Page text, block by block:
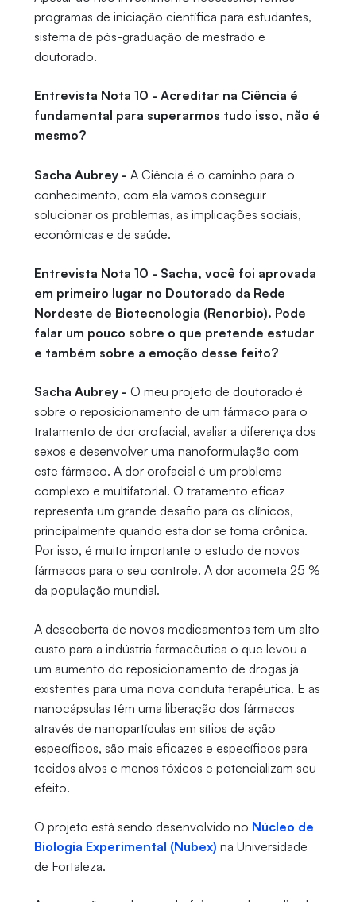
programas de iniciação científica para estudantes,
sistema de pós-graduação de mestrado e
doutorado.
Entrevista Nota 10 - Acreditar na Ciência é
fundamental para superarmos tudo isso, não é
mesmo?
Sacha Aubrey - A Ciência é o caminho para o
conhecimento, com ela vamos conseguir
solucionar os problemas, as implicações sociais,
econômicas e de saúde.
Entrevista Nota 10 - Sacha, você foi aprovada
em primeiro lugar no Doutorado da Rede
Nordeste de Biotecnologia (Renorbio). Pode
falar um pouco sobre o que pretende estudar
e também sobre a emoção desse feito?
Sacha Aubrey - O meu projeto de doutorado é
sobre o reposicionamento de um fármaco para o
tratamento de dor orofacial, avaliar a diferença dos
sexos e desenvolver uma nanoformulação com
este fármaco. A dor orofacial é um problema
complexo e multifatorial. O tratamento eficaz
representa um grande desafio para os clínicos,
principalmente quando esta dor se torna crônica.
Por isso, é muito importante o estudo de novos
fármacos para o seu controle. A dor acometa 25 %
da população mundial.
A descoberta de novos medicamentos tem um alto
custo para a indústria farmacêutica o que levou a
um aumento do reposicionamento de drogas já
existentes para uma nova conduta terapêutica. E as
nanocápsulas têm uma liberação dos fármacos
através de nanopartículas em sítios de ação
específicos, são mais eficazes e específicos para
tecidos alvos e menos tóxicos e potencializam seu
efeito.
O projeto está sendo desenvolvido no Núcleo de
Biologia Experimental (Nubex) na Universidade
de Fortaleza.